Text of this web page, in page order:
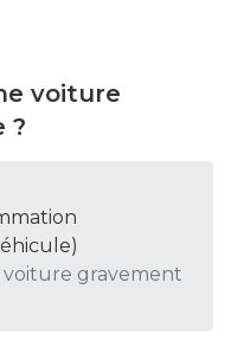
voiture
?
voiture gravement